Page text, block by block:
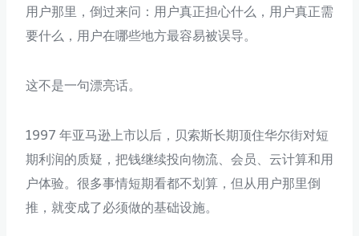
用户那里，倒过来问：用户真正担心什么，用户真正需
要什么，用户在哪些地方最容易被误导。
这不是一句漂亮话。
1997 年亚马逊上市以后，贝索斯长期顶住华尔街对短
期利润的质疑，把钱继续投向物流、会员、云计算和用
户体验。很多事情短期看都不划算，但从用户那里倒
推，就变成了必须做的基础设施。